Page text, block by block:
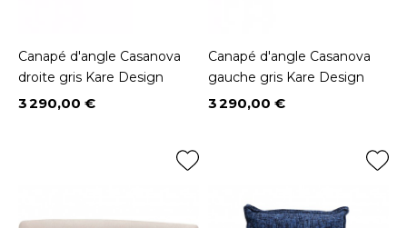
Canapé d'angle Casanova
droite gris Kare Design
Prix
3 290,00 €
Canapé d'angle Casanova
gauche gris Kare Design
Prix
3 290,00 €